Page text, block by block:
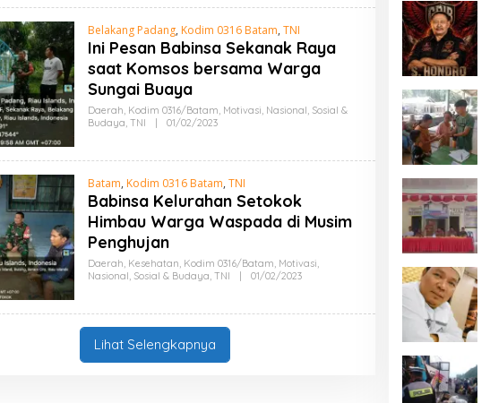
H
D
M
I
N
Belakang Padang, Kodim 0316 Batam, TNI
Ini Pesan Babinsa Sekanak Raya
saat Komsos bersama Warga
Sungai Buaya
Daerah, Kodim 0316/Batam, Motivasi, Nasional, Sosial &
Budaya, TNI 01/02/2023O
H
D
M
I
N
Batam, Kodim 0316 Batam, TNI
Babinsa Kelurahan Setokok
Himbau Warga Waspada di Musim
Penghujan
Daerah, Kesehatan, Kodim 0316/Batam, Motivasi,
Nasional, Sosial & Budaya, TNI 01/02/2023O
H
Lihat Selengkapnya